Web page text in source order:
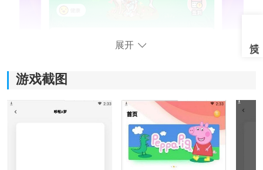
《互动桌面宠物》软件特色：
展开
游戏截图